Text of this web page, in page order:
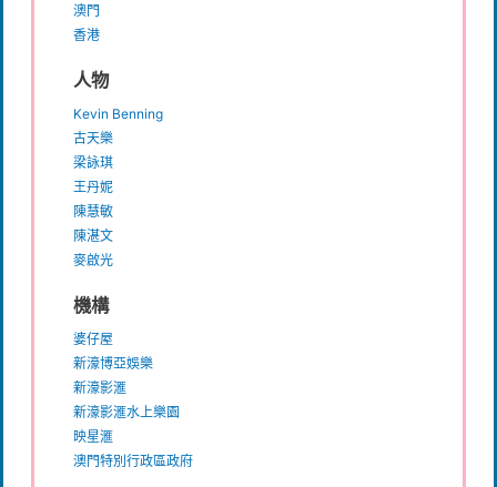
澳門
香港
人物
Kevin Benning
古天樂
梁詠琪
王丹妮
陳慧敏
陳湛文
麥啟光
機構
婆仔屋
新濠博亞娛樂
新濠影滙
新濠影滙水上樂園
映星滙
澳門特別行政區政府